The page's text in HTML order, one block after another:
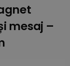
mesaj –